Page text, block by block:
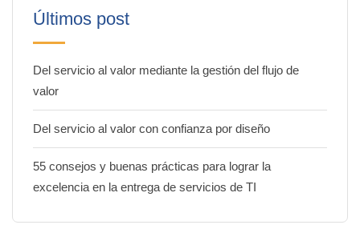
Últimos post
Del servicio al valor mediante la gestión del flujo de
valor
Del servicio al valor con confianza por diseño
55 consejos y buenas prácticas para lograr la
excelencia en la entrega de servicios de TI